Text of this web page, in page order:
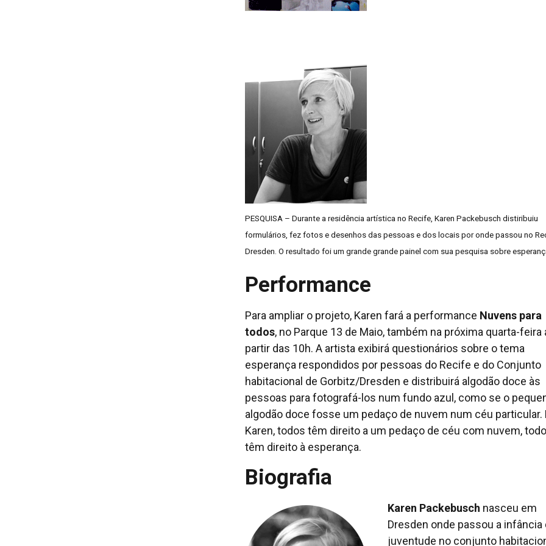
PESQUISA – Durante a residência artística no Recife, Karen Packebusch distiribuiu
formulários, fez fotos e desenhos das pessoas e dos locais por onde passou no
Dresden. O resultado foi um grande grande painel com sua pesquisa sobre
Performance
Para ampliar o projeto, Karen fará a performance Nuvens para
todos, no Parque 13 de Maio, também na próxima quarta-feira
partir das 10h. A artista exibirá questionários sobre o tema
esperança respondidos por pessoas do Recife e do Conjunto
habitacional de Gorbitz/Dresden e distribuirá algodão doce às
pessoas para fotografá-los num fundo azul, como se o
algodão doce fosse um pedaço de nuvem num céu particular.
Karen, todos têm direito a um pedaço de céu com nuvem,
têm direito à esperança.
Biografia
Karen Packebusch nasceu em
Dresden onde passou a infância
juventude no conjunto